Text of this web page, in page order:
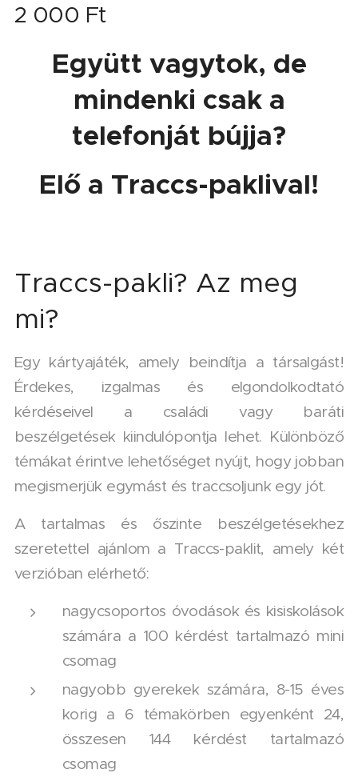
2 000 Ft
Együtt vagytok, de
mindenki csak a
telefonját bújja?
Elő a Traccs-paklival!
Traccs-pakli? Az meg
mi?
Egy kártyajáték, amely beindítja a társalgást!
Érdekes, izgalmas és elgondolkodtató
kérdéseivel a családi vagy baráti
beszélgetések kiindulópontja lehet. Különböző
témákat érintve lehetőséget nyújt, hogy jobban
megismerjük egymást és traccsoljunk egy jót.
A tartalmas és őszinte beszélgetésekhez
szeretettel ajánlom a Traccs-paklit, amely két
verzióban elérhető:
nagycsoportos óvodások és kisiskolások
számára a 100 kérdést tartalmazó mini
csomag
nagyobb gyerekek számára, 8-15 éves
korig a 6 témakörben egyenként 24,
összesen 144 kérdést tartalmazó
csomag